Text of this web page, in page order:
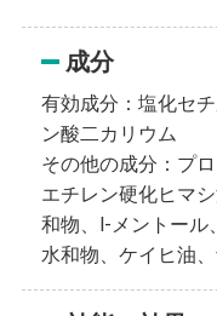
成分
有効成分：塩化セ
ン酸二カリウム
その他の成分：プ
エチレン硬化ヒマ
和物、l-メントール
水和物、ケイヒ油